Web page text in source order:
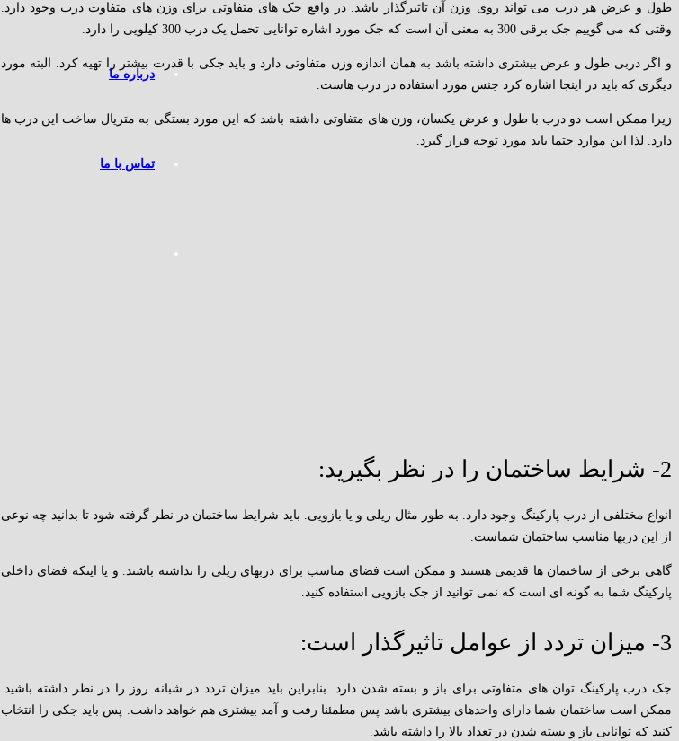
درباره ما
تماس با ما
طول و عرض هر درب می تواند روی وزن آن تاثیرگذار باشد. در واقع جک های متفاوتی برای وزن های متفاوت درب وجود دارد.
وقتی که می گوییم جک برقی 300 به معنی آن است که جک مورد اشاره توانایی تحمل یک درب 300 کیلویی را دارد.
و اگر دربی طول و عرض بیشتری داشته باشد به همان اندازه وزن متفاوتی دارد و باید جکی با قدرت بیشتر را تهیه کرد. البته مورد
دیگری که باید در اینجا اشاره کرد جنس مورد استفاده در درب هاست.
زیرا ممکن است دو درب با طول و عرض یکسان، وزن های متفاوتی داشته باشد که این مورد بستگی به متریال ساخت این درب ها
دارد. لذا این موارد حتما باید مورد توجه قرار گیرد.
2- شرایط ساختمان را در نظر بگیرید:
انواع مختلفی از درب پارکینگ وجود دارد. به طور مثال ریلی و یا بازویی. باید شرایط ساختمان در نظر گرفته شود تا بدانید چه نوعی
از این دربها مناسب ساختمان شماست.
گاهی برخی از ساختمان ها قدیمی هستند و ممکن است فضای مناسب برای دربهای ریلی را نداشته باشند. و یا اینکه فضای داخلی
پارکینگ شما به گونه ای است که نمی توانید از جک بازویی استفاده کنید.
3- میزان تردد از عوامل تاثیرگذار است:
جک درب پارکینگ توان های متفاوتی برای باز و بسته شدن دارد. بنابراین باید میزان تردد در شبانه روز را در نظر داشته باشید.
ممکن است ساختمان شما دارای واحدهای بیشتری باشد پس مطمئنا رفت و آمد بیشتری هم خواهد داشت. پس باید جکی را انتخاب
کنید که توانایی باز و بسته شدن در تعداد بالا را داشته باشد.